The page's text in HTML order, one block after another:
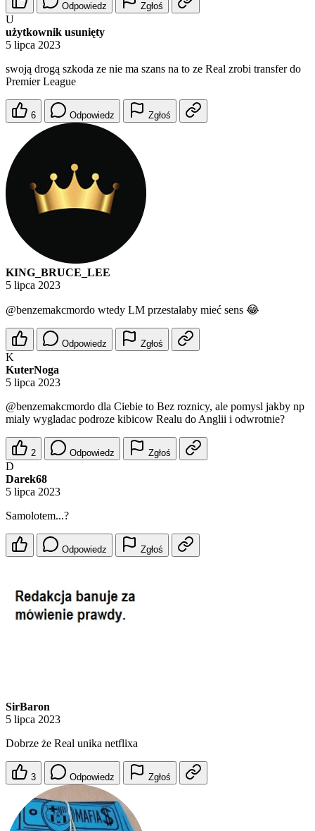
Odpowiedz Zgłoś
U
użytkownik usunięty
5 lipca 2023
swoją drogą szkoda ze nie ma szans na to ze Real zrobi transfer do
Premier League
6 Odpowiedz Zgłoś
KING_BRUCE_LEE
5 lipca 2023
@benzemakcmordo wtedy LM przestałaby mieć sens 😂
Odpowiedz Zgłoś
K
KuterNoga
5 lipca 2023
@benzemakcmordo dla Ciebie to Bez roznicy, ale pomysl jakby np
mialy wygladac podroze kibicow Realu do Anglii i odwrotnie?
2 Odpowiedz Zgłoś
D
Darek68
5 lipca 2023
Samolotem...?
Odpowiedz Zgłoś
SirBaron
5 lipca 2023
Dobrze że Real unika netflixa
3 Odpowiedz Zgłoś